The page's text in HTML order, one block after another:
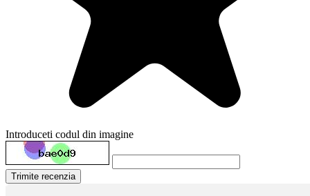
Introduceti codul din imagine
Trimite recenzia